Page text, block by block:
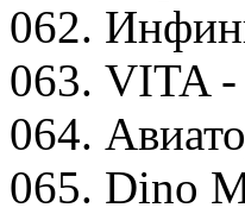
062.
063. VITA -
064.
065. Dino